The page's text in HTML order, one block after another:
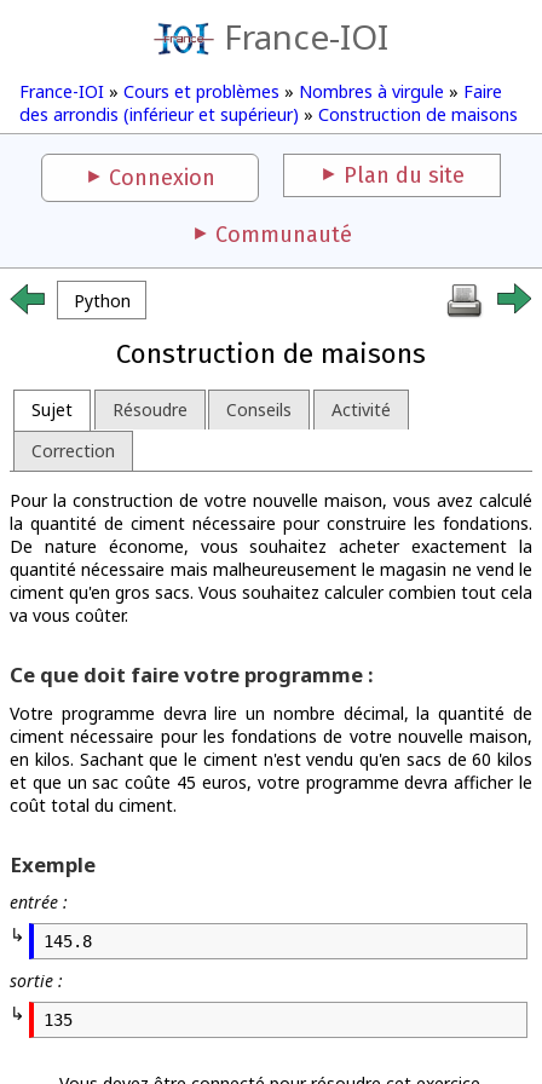
France-IOI
France-IOI » Cours et problèmes » Nombres à virgule » Faire
des arrondis (inférieur et supérieur) » Construction de maisons
Connexion Plan du site
Communauté
Python
Construction de maisons
Sujet Résoudre Conseils
Activité
Correction
Pour la construction de votre nouvelle maison, vous avez calculé
la quantité de ciment nécessaire pour construire les fondations.
De nature économe, vous souhaitez acheter exactement la
quantité nécessaire mais malheureusement le magasin ne vend le
ciment qu'en gros sacs. Vous souhaitez calculer combien tout cela
va vous coûter.
Ce que doit faire votre programme :
Votre programme devra lire un nombre décimal, la quantité de
ciment nécessaire pour les fondations de votre nouvelle maison,
en kilos. Sachant que le ciment n'est vendu qu'en sacs de 60 kilos
et que un sac coûte 45 euros, votre programme devra afficher le
coût total du ciment.
Exemple
entrée :
145.8
sortie :
135